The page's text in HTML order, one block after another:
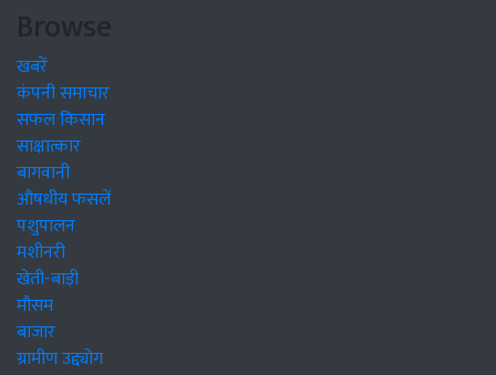
Browse
खबरें
कंपनी समाचार
सफल किसान
साक्षात्कार
बागवानी
औषधीय फसलें
पशुपालन
मशीनरी
खेती-बाड़ी
मौसम
बाजार
ग्रामीण उद्द्योग